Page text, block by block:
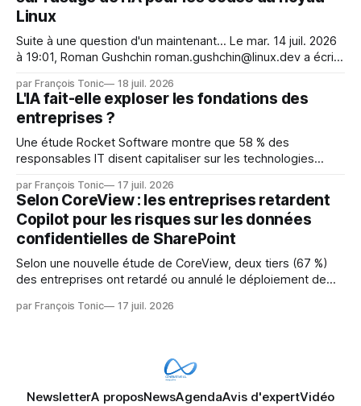
Linux
Suite à une question d'un maintenant... Le mar. 14 juil. 2026
à 19:01, Roman Gushchin roman.gushchin@linux.dev a écrit :
mainteneurs — irréalisable. Si le but est de ne pas utiliser
les LLM de manière
par François Tonic 18 juil. 2026
L'IA fait-elle exploser les fondations des
entreprises ?
Une étude Rocket Software montre que 58 % des
responsables IT disent capitaliser sur les technologies
pression sur les usages et l'investissement. Cette pression
révèle un écart entre l'ambition et la préparation.
par François Tonic 17 juil. 2026
Selon CoreView : les entreprises retardent
Copilot pour les risques sur les données
confidentielles de SharePoint
Selon une nouvelle étude de CoreView, deux tiers (67 %)
des entreprises ont retardé ou annulé le déploiement de
données confidentielles de SharePoint. Les trois quarts (75
par François Tonic 17 juil. 2026
NewsletterA proposNewsAgendaAvis d'expertVidéo